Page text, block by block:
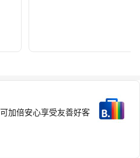
加倍安心享受友善好客